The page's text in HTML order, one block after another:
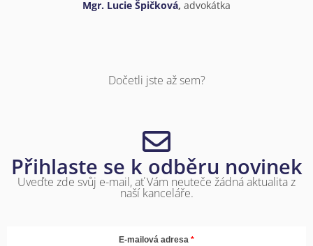
Mgr. Lucie Špičková, advokátka
Dočetli jste až sem?
Přihlaste se k odběru novinek
Uveďte zde svůj e-mail, ať Vám neuteče žádná aktualita z
naší kanceláře.
E-mailová adresa